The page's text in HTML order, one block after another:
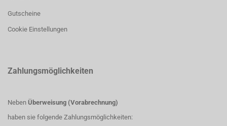
Gutscheine
Cookie Einstellungen
Zahlungsmöglichkeiten
Neben Überweisung (Vorabrechnung)
haben sie folgende Zahlungsmöglichkeiten: